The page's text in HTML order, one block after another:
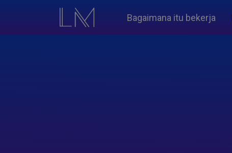
Bagaimana itu bekerja